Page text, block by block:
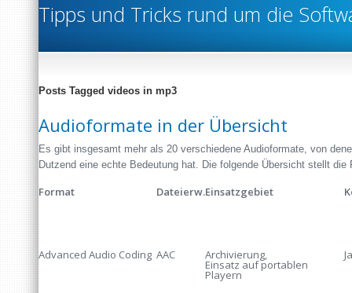
Tipps und Tricks rund um die
Posts Tagged videos in mp3
Audioformate in der Übersicht
Es gibt insgesamt mehr als 20 verschiedene Audioformate, von
Dutzend eine echte Bedeutung hat. Die folgende Übersicht stellt die
Format Dateierw.Einsatzgebiet
Advanced Audio Coding AAC Archivierung,
Einsatz auf portablen
Playern
Ja